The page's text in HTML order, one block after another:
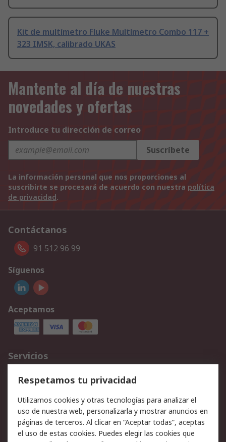
Kit de multímetro Fluke Multímetro Combo 117 +
323 IMSK, calibrado UKAS
Mantente al día de nuestras
novedades y ofertas
Introduce tu dirección de correo
Suscríbete
La información personal que nos proporciones al
suscribirte se procesará de acuerdo con nuestra política
de privacidad.
Contáctanos
91 512 96 99
Síguenos
Aceptamos
Servicios
Cómo realizar pedidos
Devoluciones
Facturación y pago
Ofertas
Soporte técnico
Legal
Respetamos tu privacidad
Utilizamos cookies y otras tecnologías para analizar el
uso de nuestra web, personalizarla y mostrar anuncios en
páginas de terceros. Al clicar en “Aceptar todas”, aceptas
el uso de estas cookies. Puedes elegir las cookies que